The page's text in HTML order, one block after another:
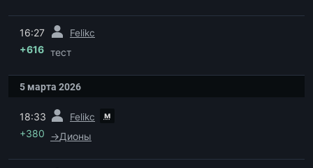
16:27 Felikc
+616 тест
5 марта 2026
18:33 Felikc м
+380 →Дионы